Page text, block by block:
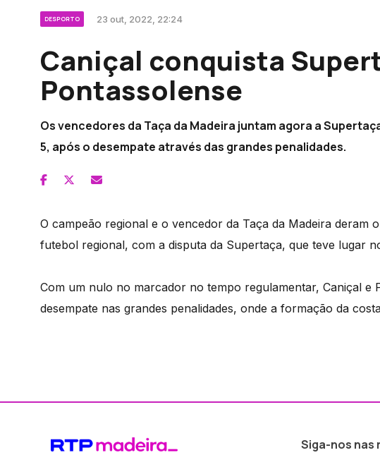
DESPORTO 23 out, 2022, 22:24
Caniçal conquista
Pontassolense
Os vencedores da Taça da Madeira juntam agora a
5, após o desempate através das grandes penalidades.
O campeão regional e o vencedor da Taça da Madeira deram
futebol regional, com a disputa da Supertaça, que teve lugar
Com um nulo no marcador no tempo regulamentar, Caniçal e
desempate nas grandes penalidades, onde a formação da
Siga-nos nas